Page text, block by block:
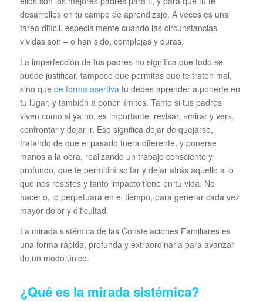
desarrolles en tu campo de aprendizaje. A veces es una
tarea difícil, especialmente cuando las circunstancias
vividas son – o han sido, complejas y duras.
La imperfección de tus padres no significa que todo se
puede justificar, tampoco que permitas que te traten mal,
sino que de forma asertivatu debes aprender a ponerte en
tu lugar, y también a poner límites. Tanto si tus padres
viven como si ya no, es importante revisar, «mirar y ver»,
confrontar y dejar ir. Eso significa dejar de quejarse,
tratando de que el pasado fuera diferente, y ponerse
manos a la obra, realizando un trabajo consciente y
profundo, que te permitirá soltar y dejar atrás aquello a lo
que nos resistes y tanto impacto tiene en tu vida. No
hacerlo, lo perpetuará en el tiempo, para generar cada vez
mayor dolor y dificultad.
La mirada sistémica de las Constelaciones Familiares es
una forma rápida, profunda y extraordinaria para avanzar
de un modo único.
¿Qué es la mirada sistémica?